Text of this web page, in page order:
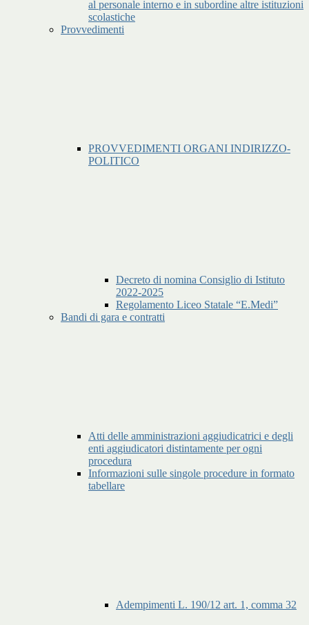
al personale interno e in subordine altre istituzioni
scolastiche
Provvedimenti
PROVVEDIMENTI ORGANI INDIRIZZO-
POLITICO
Decreto di nomina Consiglio di Istituto
2022-2025
Regolamento Liceo Statale “E.Medi”
Bandi di gara e contratti
Atti delle amministrazioni aggiudicatrici e degli
enti aggiudicatori distintamente per ogni
procedura
Informazioni sulle singole procedure in formato
tabellare
Adempimenti L. 190/12 art. 1, comma 32